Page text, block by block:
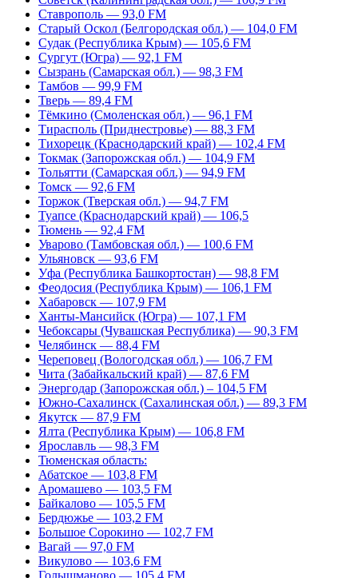
Ставрополь — 93,0 FM
Старый Оскол (Белгородская обл.) — 104,0 FM
Судак (Республика Крым) — 105,6 FM
Сургут (Югра) — 92,1 FM
Сызрань (Самарская обл.) — 98,3 FM
Тамбов — 99,9 FM
Тверь — 89,4 FM
Тёмкино (Смоленская обл.) — 96,1 FM
Тирасполь (Приднестровье) — 88,3 FM
Тихорецк (Краснодарский край) — 102,4 FM
Токмак (Запорожская обл.) — 104,9 FM
Тольятти (Самарская обл.) — 94,9 FM
Томск — 92,6 FM
Торжок (Тверская обл.) — 94,7 FM
Туапсе (Краснодарский край) — 106,5
Тюмень — 92,4 FM
Уварово (Тамбовская обл.) — 100,6 FM
Ульяновск — 93,6 FM
Уфа (Республика Башкортостан) — 98,8 FM
Феодосия (Республика Крым) — 106,1 FM
Хабаровск — 107,9 FM
Ханты-Мансийск (Югра) — 107,1 FM
Чебоксары (Чувашская Республика) — 90,3 FM
Челябинск — 88,4 FM
Череповец (Вологодская обл.) — 106,7 FM
Чита (Забайкальский край) — 87,6 FM
Энергодар (Запорожская обл.) – 104,5 FM
Южно-Сахалинск (Сахалинская обл.) — 89,3 FM
Якутск — 87,9 FM
Ялта (Республика Крым) — 106,8 FM
Ярославль — 98,3 FM
Тюменская область:
Абатское — 103,8 FM
Аромашево — 103,5 FM
Байкалово — 105,5 FM
Бердюжье — 103,2 FM
Большое Сорокино — 102,7 FM
Вагай — 97,0 FM
Викулово — 103,6 FM
Голышманово — 105,4 FM